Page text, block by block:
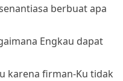
berbuat apa
Engkau dapat
karena firman-Ku tidak